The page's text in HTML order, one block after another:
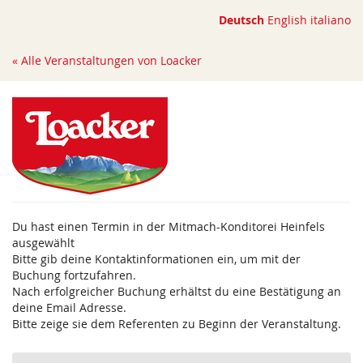
springen
Deutsch English italiano
« Alle Veranstaltungen von Loacker
Du hast einen Termin in der Mitmach-Konditorei Heinfels
ausgewählt
Bitte gib deine Kontaktinformationen ein, um mit der
Buchung fortzufahren.
Nach erfolgreicher Buchung erhältst du eine Bestätigung an
deine Email Adresse.
Bitte zeige sie dem Referenten zu Beginn der Veranstaltung.